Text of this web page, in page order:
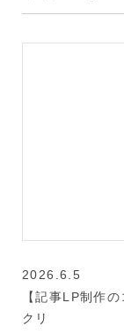
2026.6.5
【記事LP制作
クリ